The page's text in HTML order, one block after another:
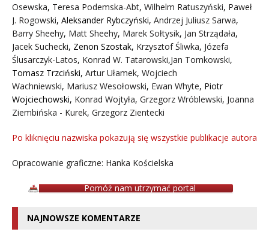
Osewska, Teresa Podemska-Abt, Wilhelm Ratuszyński, Paweł
J. Rogowski, Aleksander Rybczyński, Andrzej Juliusz Sarwa,
Barry Sheehy, Matt Sheehy, Marek Sołtysik, Jan Strządała,
Jacek Suchecki, Zenon Szostak, Krzysztof Śliwka, Józefa
Ślusarczyk-Latos, Konrad W. Tatarowski,Jan Tomkowski,
Tomasz Trzciński, Artur Ułamek, Wojciech
Wachniewski, Mariusz Wesołowski, Ewan Whyte, Piotr
Wojciechowski, Konrad Wojtyła, Grzegorz Wróblewski, Joanna
Ziembińska - Kurek, Grzegorz Zientecki
Po kliknięciu nazwiska pokazują się wszystkie publikacje autora
Opracowanie graficzne: Hanka Kościelska
Pomóż nam utrzymać portal
NAJNOWSZE KOMENTARZE